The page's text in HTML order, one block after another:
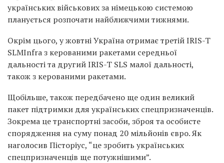
українських військових за німецькою системою
планується розпочати найближчими тижнями.
Окрім цього, у жовтні Україна отримає третій IRIS-T
SLMInfra з керованими ракетами середньої
дальності та другий IRIS-T SLS малої дальності,
також з керованими ракетами.
Щобільше, також передбачено ще один великий
пакет підтримки для українських спецпризначенців.
Зокрема це транспортні засоби, зброя та особисте
спорядження на суму понад 20 мільйонів євро. Як
наголосив Пісторіус, “це зробить українських
спецпризначенців ще потужнішими”.